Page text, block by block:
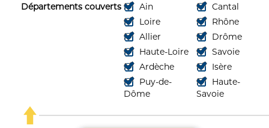
Départements couverts
Ain
Cantal
Loire
Rhône
Allier
Drôme
Haute-Loire
Savoie
Ardèche
Isère
Puy-de-
Dôme
Haute-
Savoie